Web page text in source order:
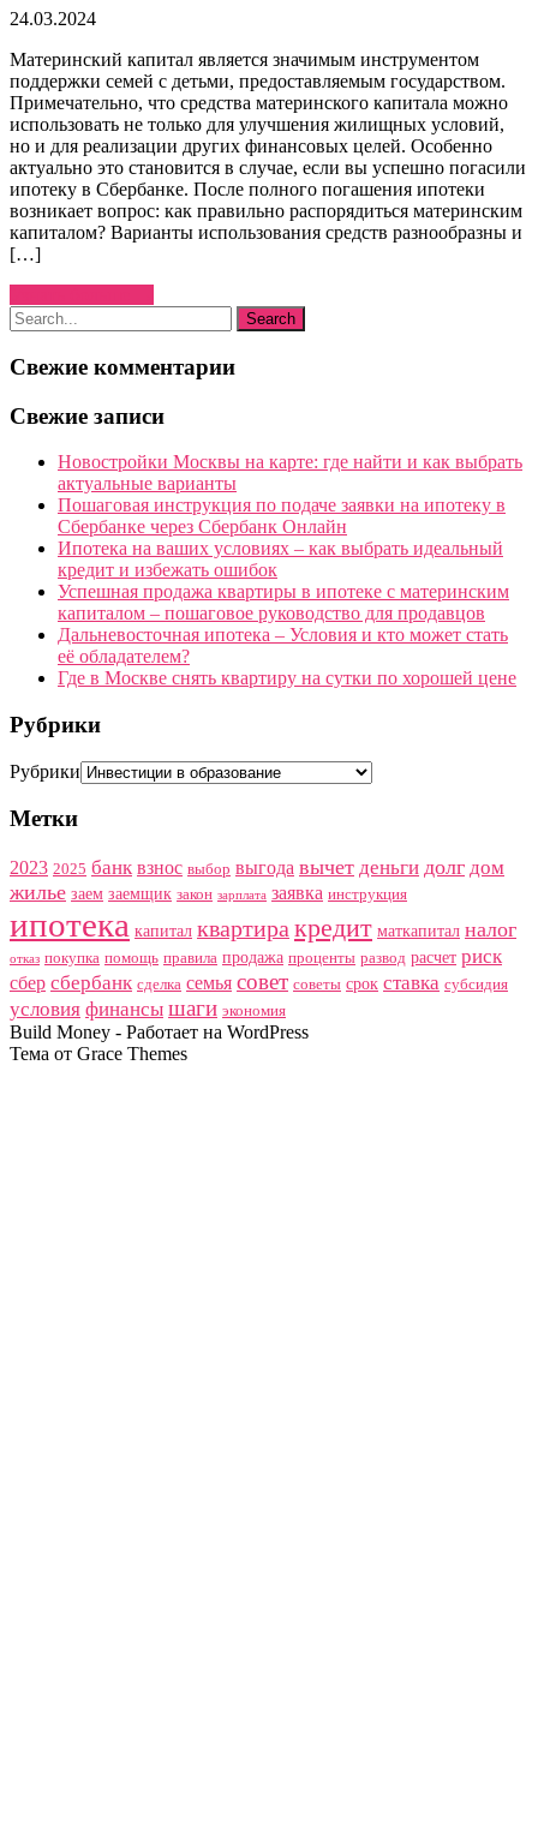
24.03.2024
Материнский капитал является значимым инструментом
поддержки семей с детьми, предоставляемым государством.
Примечательно, что средства материнского капитала можно
использовать не только для улучшения жилищных условий,
но и для реализации других финансовых целей. Особенно
актуально это становится в случае, если вы успешно погасили
ипотеку в Сбербанке. После полного погашения ипотеки
возникает вопрос: как правильно распорядиться материнским
капиталом? Варианты использования средств разнообразны и
[…]
Свежие комментарии
Свежие записи
Новостройки Москвы на карте: где найти и как выбрать
актуальные варианты
Пошаговая инструкция по подаче заявки на ипотеку в
Сбербанке через Сбербанк Онлайн
Ипотека на ваших условиях – как выбрать идеальный
кредит и избежать ошибок
Успешная продажа квартиры в ипотеке с материнским
капиталом – пошаговое руководство для продавцов
Дальневосточная ипотека – Условия и кто может стать
её обладателем?
Где в Москве снять квартиру на сутки по хорошей цене
Рубрики
Рубрики
Метки
2023 2025 банк взнос выбор выгода вычет деньги долг дом
жилье заем заемщик закон зарплата заявка инструкция
ипотека капитал квартира кредит маткапитал налог
отказ покупка помощь правила продажа проценты развод расчет риск
сбер сбербанк сделка семья совет советы срок ставка субсидия
условия финансы шаги экономия
Build Money - Работает на WordPress
Тема от Grace Themes